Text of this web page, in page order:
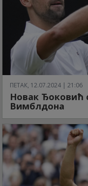
ПЕТАК, 12.07.2024 | 21:06
Новак Ђоковић
Вимблдона